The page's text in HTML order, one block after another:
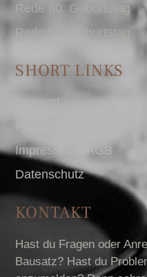
Rede 80. Geburtstag
Rede 90. Geburtstag
SHORT LINKS
Account
Impressum I AGB
Datenschutz
KONTAKT
Hast du Fragen oder
Bausatz? Hast du